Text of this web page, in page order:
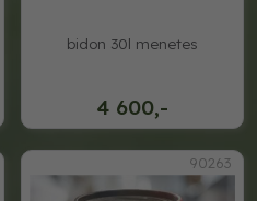
4 600,-
bidon 30l menetes
90263